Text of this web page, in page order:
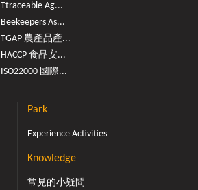
Ttraceable Ag...
Beekeepers As...
TGAP 農產品產...
HACCP 食品安...
ISO22000 國際...
Park
Experience Activities
Knowledge
常見的小疑問